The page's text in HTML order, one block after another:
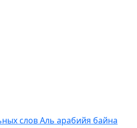
слов Аль арабийя байна